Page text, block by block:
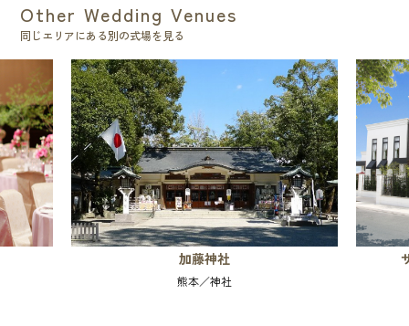
Other Wedding Venues
同じエリアにある別の式場を見る
加藤神社
熊本／神社